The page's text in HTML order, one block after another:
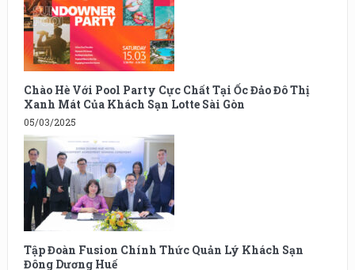
Chào Hè Với Pool Party Cực Chất Tại Ốc Đảo Đô Thị
Xanh Mát Của Khách Sạn Lotte Sài Gòn
05/03/2025
Tập Đoàn Fusion Chính Thức Quản Lý Khách Sạn
Đông Dương Huế